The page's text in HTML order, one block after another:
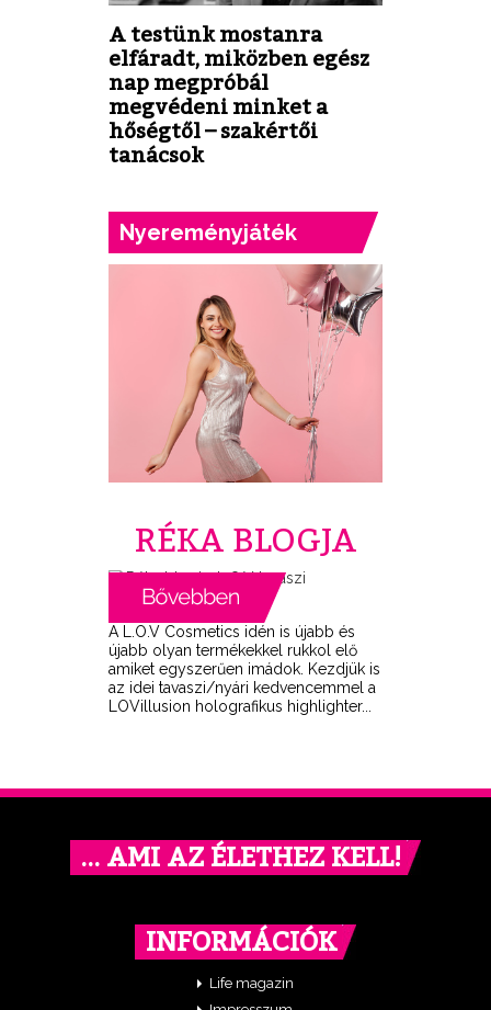
A testünk mostanra
elfáradt, miközben egész
nap megpróbál
megvédeni minket a
hőségtől – szakértői
tanácsok
Nyereményjáték
RÉKA BLOGJA
A L.O.V Cosmetics idén is újabb és
újabb olyan termékekkel rukkol elő
amiket egyszerűen imádok. Kezdjük is
az idei tavaszi/nyári kedvencemmel a
LOVillusion holografikus highlighter...
… AMI AZ ÉLETHEZ KELL!
INFORMÁCIÓK
Life magazin